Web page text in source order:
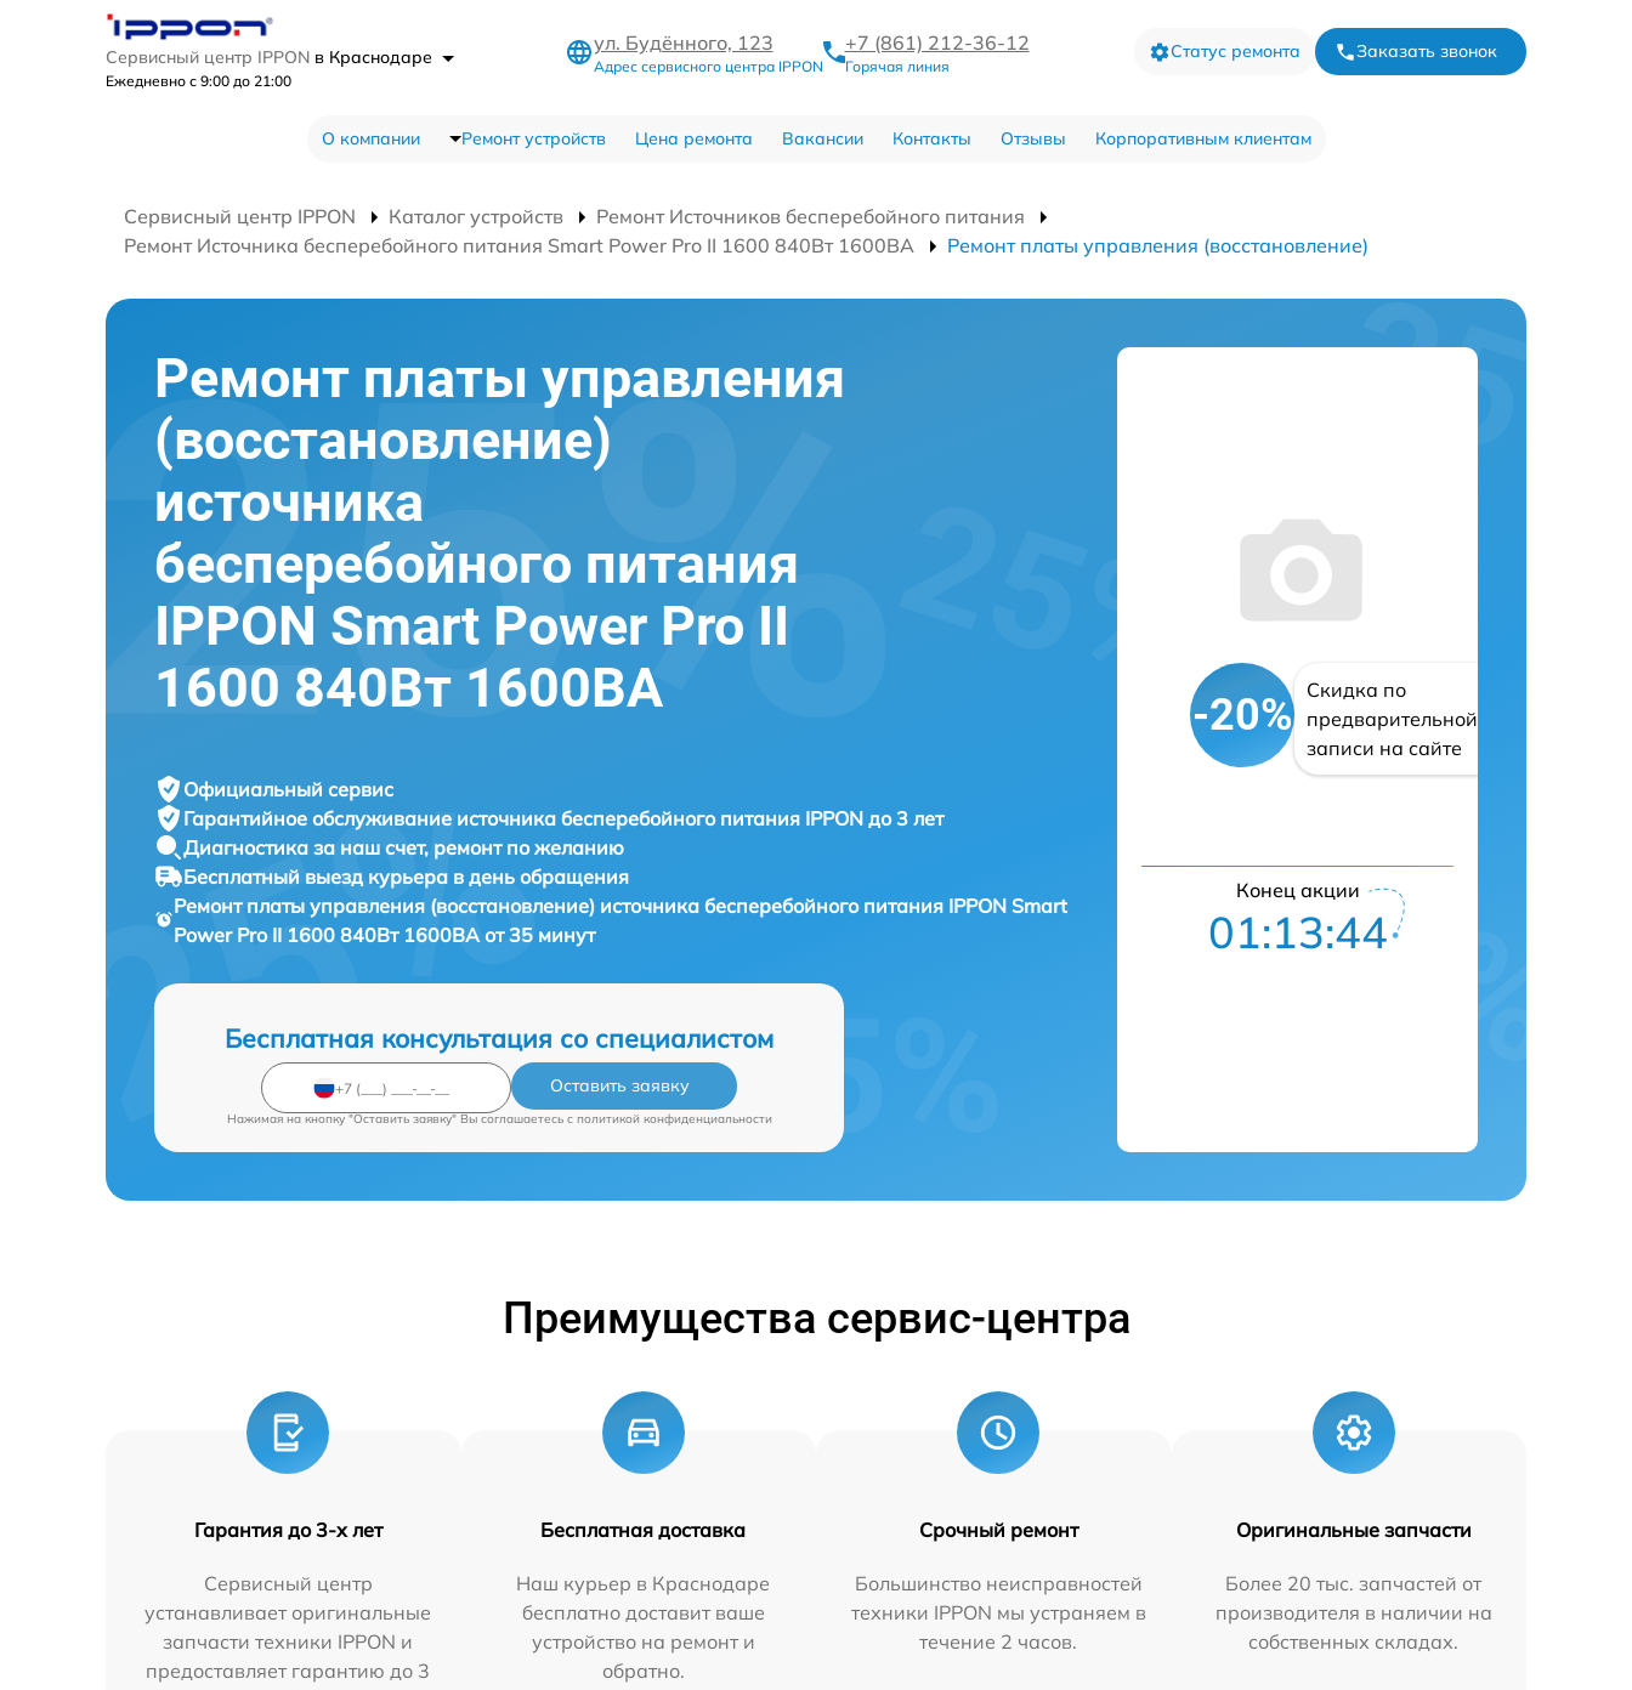
Сервисный центр IPPON в Краснодаре
Ежедневно с 9:00 до 21:00
ул. Будённого, 123
Адрес сервисного центра IPPON
+7 (861) 212-36-12
Горячая линия
Статус ремонта Заказать звонок
О компании Ремонт устройств Цена ремонта Вакансии Контакты Отзывы Корпоративным клиентам
Сервисный центр IPPON Каталог устройств
Ремонт Источников бесперебойного питания
Ремонт Источника бесперебойного питания Smart Power Pro II 1600 840Вт 1600ВА
Ремонт платы управления (восстановление)
Ремонт платы управления
(восстановление)
источника
бесперебойного питания
IPPON Smart Power Pro II
1600 840Вт 1600ВА
Официальный сервис
Гарантийное обслуживание источника бесперебойного питания IPPON до 3 лет
Диагностика за наш счет, ремонт по желанию
Бесплатный выезд курьера в день обращения
Ремонт платы управления (восстановление) источника бесперебойного питания IPPON Smart
Power Pro II 1600 840Вт 1600ВА от 35 минут
Бесплатная консультация со специалистом
Оставить заявку
Нажимая на кнопку "Оставить заявку" Вы соглашаетесь c политикой конфиденциальности
-20%
Скидка по
предварительной
записи на сайте
Конец акции
01:13:43
Преимущества сервис-центра
Гарантия до 3-х лет
Сервисный центр
устанавливает оригинальные
запчасти техники IPPON и
предоставляет гарантию до 3
Бесплатная доставка
Наш курьер в Краснодаре
бесплатно доставит ваше
устройство на ремонт и
обратно.
Срочный ремонт
Большинство неисправностей
техники IPPON мы устраняем в
течение 2 часов.
Оригинальные запчасти
Более 20 тыс. запчастей от
производителя в наличии на
собственных складах.